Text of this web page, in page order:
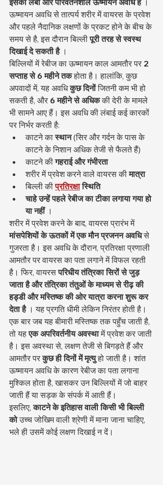
ऊष्मायन अवधि से तात्पर्य शरीर में वायरस के प्रवेश
और पहले नैदानिक लक्षणों के प्रकट होने के बीच के
समय से है, इस दौरान बिल्ली पूरी तरह से स्वस्थ
दिखाई दे सकती है ।
बिल्लियों में रेबीज का ऊष्मायन काल आमतौर पर 2
सप्ताह से 6 महीने तक होता है। हालांकि, कुछ
अपवादों में, यह अवधि कुछ दिनों जितनी कम भी हो
सकती है, और 6 महीने से अधिक की देरी के मामले
भी सामने आए हैं। इस अवधि की लंबाई कई कारकों
पर निर्भर करती है:
काटने का स्थान (सिर और गर्दन के पास के
काटने के निशान अधिक तेजी से फैलते हैं)
काटने की गहराई और गंभीरता
शरीर में प्रवेश करने वाले वायरस की मात्रा
बिल्ली की प्रतिरक्षा स्थिति
चाहे उन्हें पहले रेबीज का टीका लगाया गया हो
या नहीं ।
शरीर में प्रवेश करने के बाद, वायरस प्रारंभ में
मांसपेशियों के ऊतकों में एक मौन प्रजनन अवधि से
गुजरता है। इस अवधि के दौरान, प्रतिरक्षा प्रणाली
आमतौर पर वायरस का पता लगाने में विफल रहती
है। फिर, वायरस परिधीय तंत्रिका सिरों से जुड़
जाता है और तंत्रिका तंतुओं के माध्यम से रीढ़ की
हड्डी और मस्तिष्क की ओर यात्रा करना शुरू कर
देता है । यह प्रगति धीमी लेकिन निरंतर होती है।
एक बार जब यह बीमारी मस्तिष्क तक पहुँच जाती है,
तो यह एक अपरिवर्तनीय अवस्था में प्रवेश कर जाती
है। इस अवस्था से, लक्षण तेजी से बिगड़ते हैं और
आमतौर पर कुछ ही दिनों में मृत्यु हो जाती है। शांत
ऊष्मायन अवधि के कारण रेबीज का पता लगाना
मुश्किल होता है, खासकर उन बिल्लियों में जो बाहर
जाती हैं या सड़क के संपर्क में आती हैं।
इसलिए, काटने के इतिहास वाली किसी भी बिल्ली
को उच्च जोखिम वाली श्रेणी में माना जाना चाहिए,
भले ही उसमें कोई लक्षण दिखाई न दें।